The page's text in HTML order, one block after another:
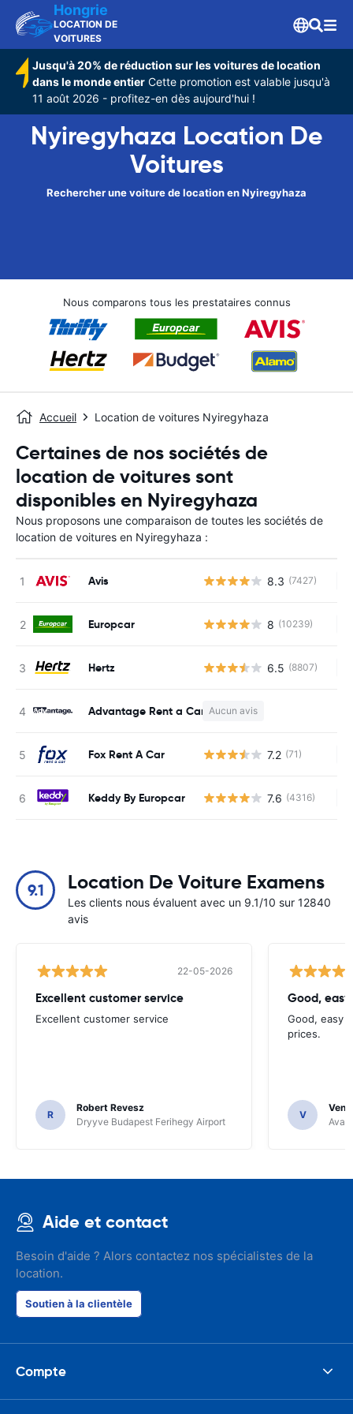
Hongrie
LOCATION DE
VOITURES
Jusqu'à 20% de réduction sur les voitures de location
dans le monde entier Cette promotion est valable jusqu'à
11 août 2026 - profitez-en dès aujourd'hui !
Nyiregyhaza Location De
Voitures
Rechercher une voiture de location en Nyiregyhaza
Nous comparons tous les prestataires connus
Accueil Location de voitures Nyiregyhaza
Certaines de nos sociétés de
location de voitures sont
disponibles en Nyiregyhaza
Nous proposons une comparaison de toutes les sociétés de
location de voitures en Nyiregyhaza :
Avis 8.3 (7427)
Europcar 8 (10239)
Hertz 6.5 (8807)
Advantage Rent a Car Aucun avis
Fox Rent A Car 7.2 (71)
Keddy By Europcar 7.6 (4316)
9.1 Location De Voiture Examens
Les clients nous évaluent avec un 9.1/10 sur 12840
avis
22-05-2026
Excellent customer service
Excellent customer service
R
Robert Revesz
Dryyve Budapest Ferihegy Airport
Good,
Good, easy
prices.
V
Aide et contact
Besoin d'aide ? Alors contactez nos spécialistes de la
location.
Soutien à la clientèle
Compte